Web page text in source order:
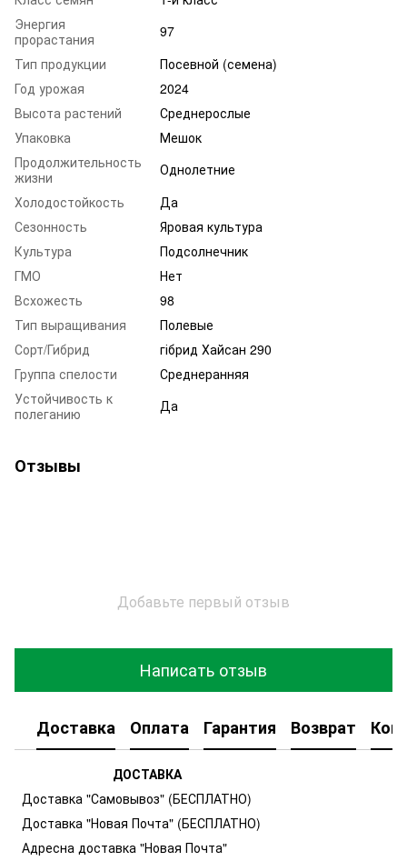
Энергия
прорастания
97
Тип продукции
Посевной (семена)
Год урожая
2024
Высота растений
Среднерослые
Упаковка
Мешок
Продолжительность
жизни
Однолетние
Холодостойкость
Да
Сезонность
Яровая культура
Культура
Подсолнечник
ГМО
Нет
Всхожесть
98
Тип выращивания
Полевые
Сорт/Гибрид
гібрид Хайсан 290
Группа спелости
Среднеранняя
Устойчивость к
полеганию
Да
Отзывы
Добавьте первый отзыв
Написать отзыв
Доставка Оплата Гарантия Возврат
ДОСТАВКА
Доставка "Самовывоз" (БЕСПЛАТНО)
Доставка "Новая Почта" (БЕСПЛАТНО)
Адресна доставка "Новая Почта"